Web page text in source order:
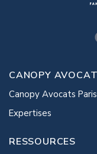
CANOPY
Canopy Avocats
Expertises
RESSOURCES